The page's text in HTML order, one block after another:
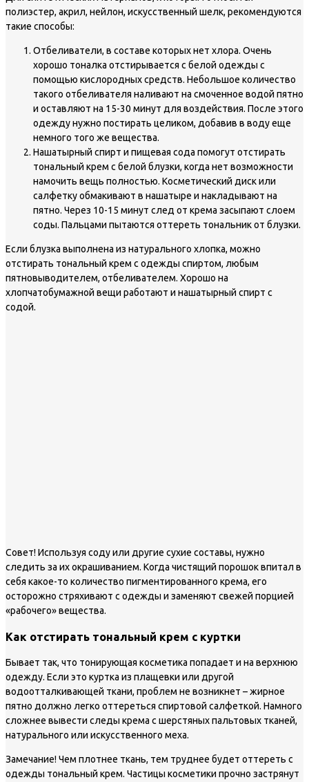
полиэстер, акрил, нейлон, искусственный шелк, рекомендуются
такие способы:
Отбеливатели, в составе которых нет хлора. Очень
хорошо тоналка отстирывается с белой одежды с
помощью кислородных средств. Небольшое количество
такого отбеливателя наливают на смоченное водой пятно
и оставляют на 15-30 минут для воздействия. После этого
одежду нужно постирать целиком, добавив в воду еще
немного того же вещества.
Нашатырный спирт и пищевая сода помогут отстирать
тональный крем с белой блузки, когда нет возможности
намочить вещь полностью. Косметический диск или
салфетку обмакивают в нашатыре и накладывают на
пятно. Через 10-15 минут след от крема засыпают слоем
соды. Пальцами пытаются оттереть тональник от блузки.
Если блузка выполнена из натурального хлопка, можно
отстирать тональный крем с одежды спиртом, любым
пятновыводителем, отбеливателем. Хорошо на
хлопчатобумажной вещи работают и нашатырный спирт с
содой.
Совет!Используя соду или другие сухие составы, нужно
следить за их окрашиванием. Когда чистящий порошок впитал в
себя какое-то количество пигментированного крема, его
осторожно стряхивают с одежды и заменяют свежей порцией
«рабочего» вещества.
Как отстирать тональный крем с куртки
Бывает так, что тонирующая косметика попадает и на верхнюю
одежду. Если это куртка из плащевки или другой
водоотталкивающей ткани, проблем не возникнет – жирное
пятно должно легко оттереться спиртовой салфеткой. Намного
сложнее вывести следы крема с шерстяных пальтовых тканей,
натурального или искусственного меха.
Замечание!Чем плотнее ткань, тем труднее будет оттереть с
одежды тональный крем. Частицы косметики прочно застрянут